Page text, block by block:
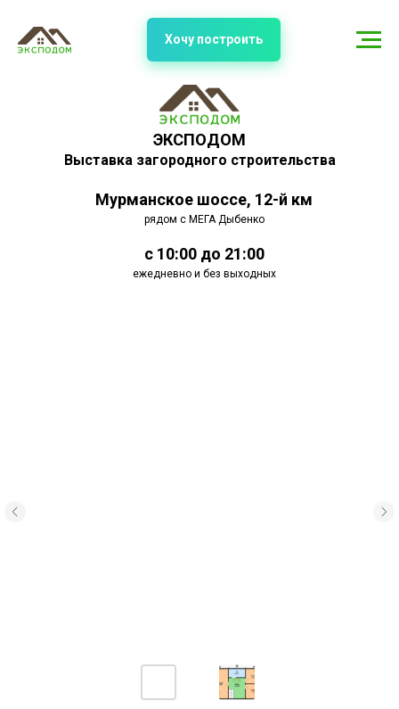
ЭКСПОДОМ
Выставка загородного строительства
Мурманское шоссе, 12-й км
рядом с МЕГА Дыбенко
с 10:00 до 21:00
ежедневно и без выходных
Хочу построить